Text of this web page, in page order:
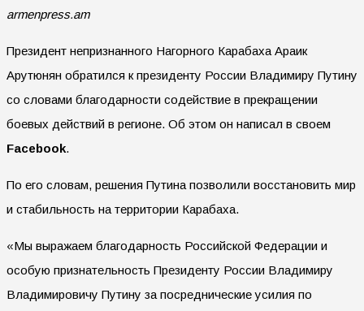
armenpress.am
Президент непризнанного Нагорного Карабаха Араик
Арутюнян обратился к президенту России Владимиру Путину
со словами благодарности содействие в прекращении
боевых действий в регионе. Об этом он написал в своем
Facebook.
По его словам, решения Путина позволили восстановить мир
и стабильность на территории Карабаха.
«Мы выражаем благодарность Российской Федерации и
особую признательность Президенту России Владимиру
Владимировичу Путину за посреднические усилия по